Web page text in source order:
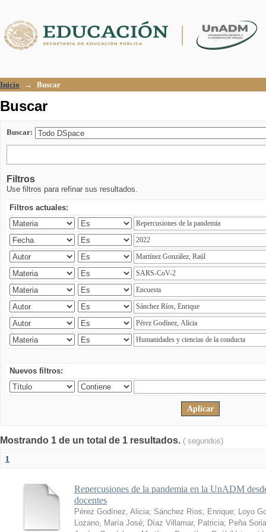
Inicio → Buscar
Buscar
Buscar:
Filtros
Use filtros para refinar sus resultados.
Filtros actuales:
Nuevos filtros:
Mostrando 1 de un total de 1 resultados. ( segundos)
1
Repercusiones de la pandemia en la UnADM
docentes
Pérez Godínez, Alicia; Sánchez Ríos, Enrique; Loyo
Lozano, María José; Díaz Villamar, Patricia; Peña